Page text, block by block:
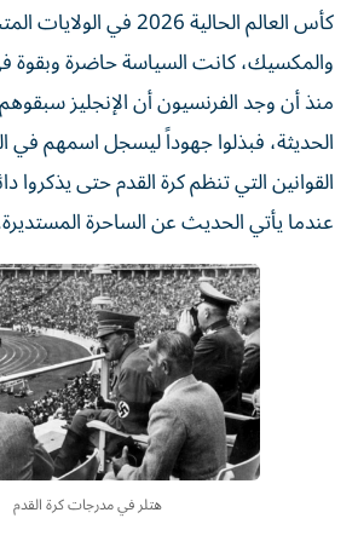
كأس العالم الحالية 2026 في
والمكسيك، كانت السياسة حاضرة وبقوة
منذ أن وجد الفرنسيون أن الإنجليز
الحديثة، فبذلوا جهوداً ليسجل اسمهم في
القوانين التي تنظم كرة القدم حتى يذكروا
عندما يأتي الحديث عن الساحرة
هتلر في مدرجات كرة القدم